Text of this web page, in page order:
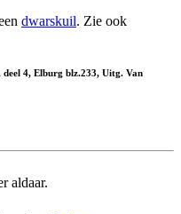
dwarskuil. Zie ook
deel 4, Elburg blz.233, Uitg. Van
aldaar.